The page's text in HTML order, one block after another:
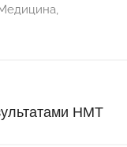
,
НМТ